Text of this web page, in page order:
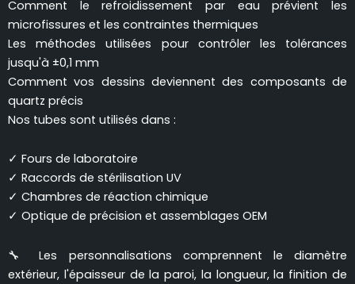
Comment le refroidissement par eau prévient les
microfissures et les contraintes thermiques
Les méthodes utilisées pour contrôler les tolérances
jusqu'à ±0,1 mm
Comment vos dessins deviennent des composants de
quartz précis
Nos tubes sont utilisés dans :
✓ Fours de laboratoire
✓ Raccords de stérilisation UV
✓ Chambres de réaction chimique
✓ Optique de précision et assemblages OEM
🔧 Les personnalisations comprennent le diamètre
extérieur, l'épaisseur de la paroi, la longueur, la finition de